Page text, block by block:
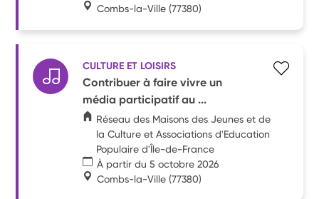
Combs-la-Ville (77380)
CULTURE ET LOISIRS
Contribuer à faire vivre un
média participatif au ...
Réseau des Maisons des Jeunes et de
la Culture et Associations d'Education
Populaire d'Île-de-France
À partir du 5 octobre 2026
Combs-la-Ville (77380)